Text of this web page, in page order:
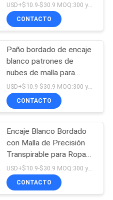
USD+$10.9-$30.9 MOQ:300 yardas
CONTACTO
Paño bordado de encaje
blanco patrones de
nubes de malla para
vestidos de novia
USD+$10.9-$30.9 MOQ:300 yardas
CONTACTO
Encaje Blanco Bordado
con Malla de Precisión
Transpirable para Ropa
Formal
CONTACTO